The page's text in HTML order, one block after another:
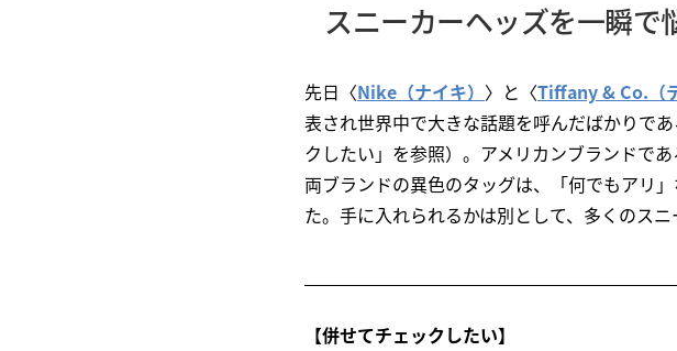
スニーカーヘッズを一瞬で
先日〈Nike（ナイキ） 〉と〈Tiffany & Co.（
表され世界中で大きな話題を呼んだばかりで
クしたい」を参照）。アメリカンブランドで
両ブランドの異色のタッグは、「何でもアリ
た。手に入れられるかは別として、多くのス
【併せてチェックしたい】